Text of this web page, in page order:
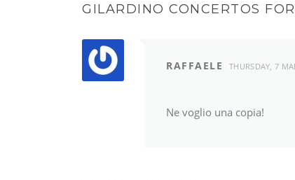
GILARDINO CONCERTOS
RAFFAELE THURSDAY, 7
Ne voglio una copia!